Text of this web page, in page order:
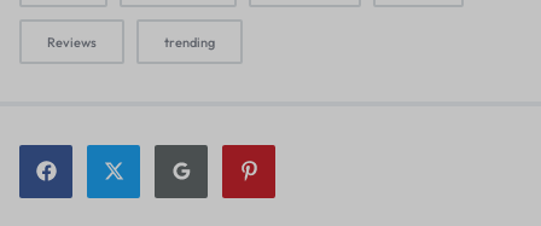
Reviews trending